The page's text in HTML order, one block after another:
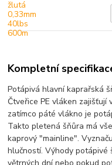
Kompletní
Potápivá hlavní kaprařská
Čtveřice PE vláken zajišťují
zatímco páté vlákno je
Takto pletená šňůra má
kaprový "mainline".
hlučností. Výhody potápivé